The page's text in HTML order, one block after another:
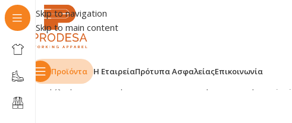
Skip to navigation
Skip to main content
Προϊόντα Η ΕταιρείαΠρότυπα ΑσφαλείαςΕπικοινωνία
Αρχική σελίδα